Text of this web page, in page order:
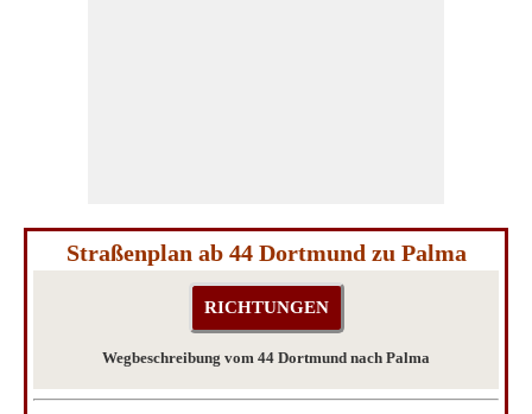
Straßenplan ab 44 Dortmund zu Palma
Wegbeschreibung vom 44 Dortmund nach Palma